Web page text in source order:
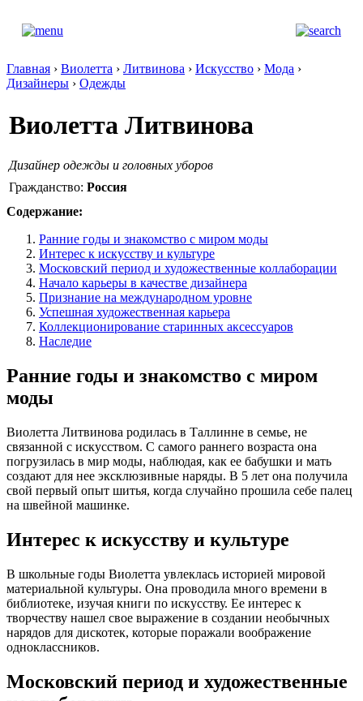
Главная › Виолетта › Литвинова › Искусство › Мода ›
Дизайнеры › Одежды
Виолетта Литвинова
Дизайнер одежды и головных уборов
Гражданство: Россия
Содержание:
Ранние годы и знакомство с миром моды
Интерес к искусству и культуре
Московский период и художественные коллаборации
Начало карьеры в качестве дизайнера
Признание на международном уровне
Успешная художественная карьера
Коллекционирование старинных аксессуаров
Наследие
Ранние годы и знакомство с миром
моды
Виолетта Литвинова родилась в Таллинне в семье, не
связанной с искусством. С самого раннего возраста она
погрузилась в мир моды, наблюдая, как ее бабушки и мать
создают для нее эксклюзивные наряды. В 5 лет она получила
свой первый опыт шитья, когда случайно прошила себе палец
на швейной машинке.
Интерес к искусству и культуре
В школьные годы Виолетта увлеклась историей мировой
материальной культуры. Она проводила много времени в
библиотеке, изучая книги по искусству. Ее интерес к
творчеству нашел свое выражение в создании необычных
нарядов для дискотек, которые поражали воображение
одноклассников.
Московский период и художественные